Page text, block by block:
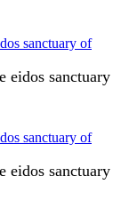
eidos sanctuary
eidos sanctuary